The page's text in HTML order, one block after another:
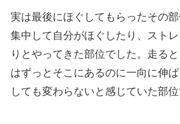
実は最後にほぐしてもらったその
集中して自分がほぐしたり、スト
りとやってきた部位でした。走る
はずっとそこにあるのに一向に伸
しても変わらないと感じていた部位